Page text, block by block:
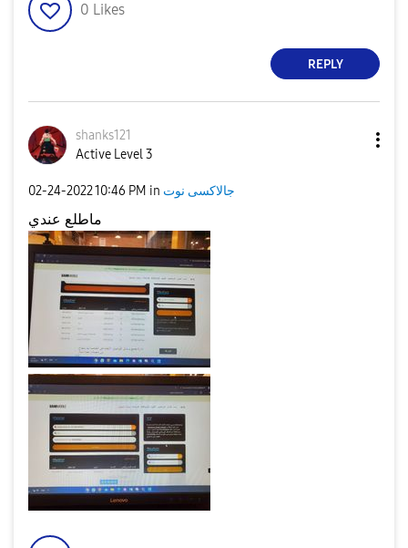
0 Likes
REPLY
shanks121
Active Level 3
‎02-24-202210:46 PM in جالاكسى نوت
ماطلع عندي